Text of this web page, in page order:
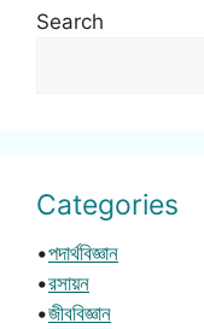
Search
Categories
•পদার্থবিজ্ঞান
•রসায়ন
•জীববিজ্ঞান